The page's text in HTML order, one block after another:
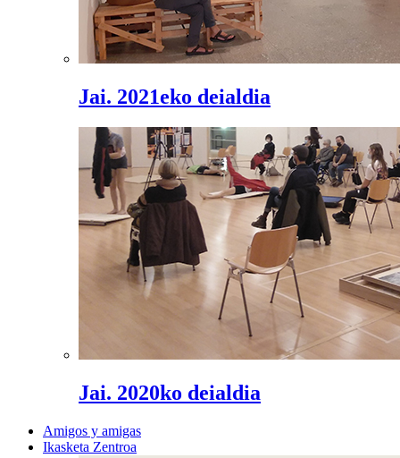
Jai. 2021eko deialdia
Jai. 2020ko deialdia
Amigos y amigas
Ikasketa Zentroa